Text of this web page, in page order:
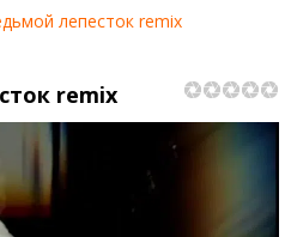
лепесток remix
remix